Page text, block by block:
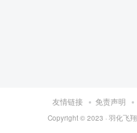
友情链接 免责声明
Copyright © 2023 · 羽化飞翔